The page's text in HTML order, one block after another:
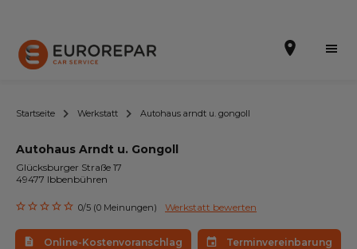
Terminvereinbarung
Online-Kostenvoranschlag
Die Marke
Startseite Werkstatt Autohaus arndt u. gongoll
Autohaus Arndt u. Gongoll
Glücksburger Straße 17
49477 Ibbenbühren
0/5 (0 Meinungen) Werkstatt bewerten
Online-Kostenvoranschlag Terminvereinbarung